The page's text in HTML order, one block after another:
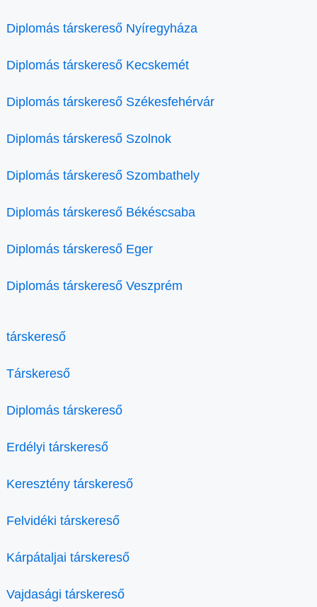
Diplomás társkereső Nyíregyháza
Diplomás társkereső Kecskemét
Diplomás társkereső Székesfehérvár
Diplomás társkereső Szolnok
Diplomás társkereső Szombathely
Diplomás társkereső Békéscsaba
Diplomás társkereső Eger
Diplomás társkereső Veszprém
társkereső
Társkereső
Diplomás társkereső
Erdélyi társkereső
Keresztény társkereső
Felvidéki társkereső
Kárpátaljai társkereső
Vajdasági társkereső